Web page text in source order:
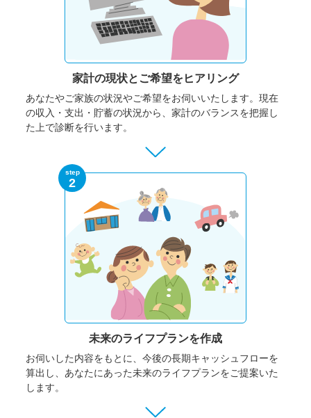
家計の現状と ご希望をヒアリング
あなたやご家族の状況やご希望をお伺いいたします。 現在
の収入・支出・貯蓄の状況から、家計のバランスを把握し
た上で診断を行います。
step
2
未来のライフプランを作成
お伺いした内容をもとに、今後の長期キャッシュフローを
算出し、あなたにあった未来のライフプランをご提案いた
します。